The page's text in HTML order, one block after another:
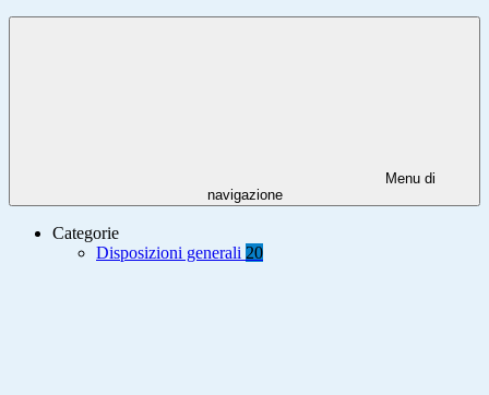
Menu di
navigazione
Categorie
Disposizioni generali 20